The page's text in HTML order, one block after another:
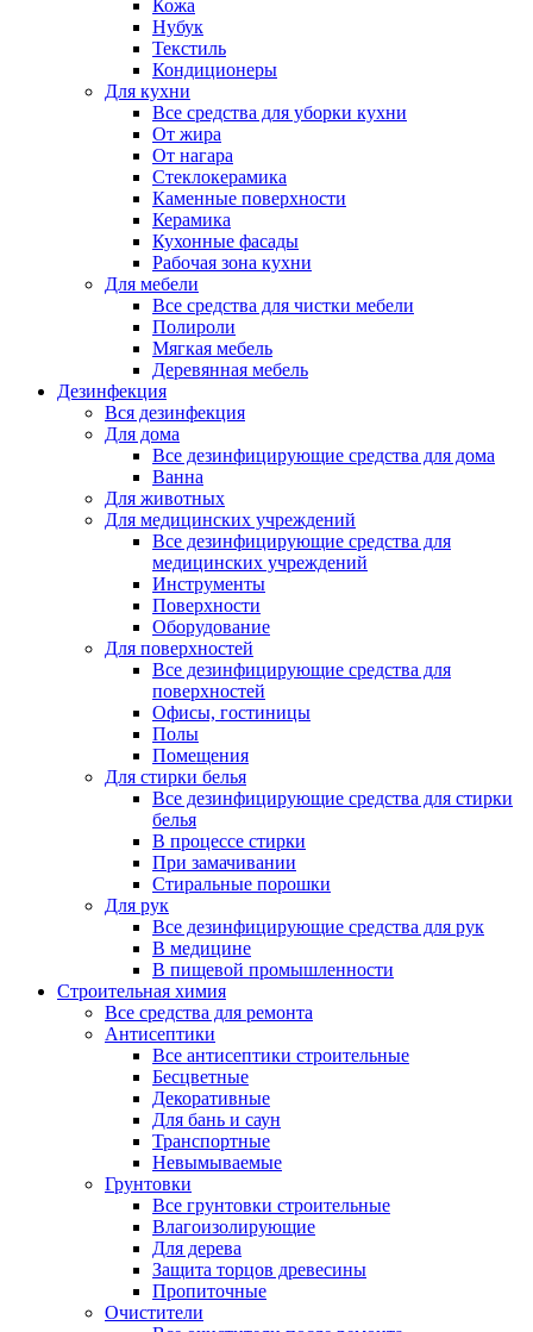
Кожа
Нубук
Текстиль
Кондиционеры
Для кухни
Все средства для уборки кухни
От жира
От нагара
Стеклокерамика
Каменные поверхности
Керамика
Кухонные фасады
Рабочая зона кухни
Для мебели
Все средства для чистки мебели
Полироли
Мягкая мебель
Деревянная мебель
Дезинфекция
Вся дезинфекция
Для дома
Все дезинфицирующие средства для дома
Ванна
Для животных
Для медицинских учреждений
Все дезинфицирующие средства для
медицинских учреждений
Инструменты
Поверхности
Оборудование
Для поверхностей
Все дезинфицирующие средства для
поверхностей
Офисы, гостиницы
Полы
Помещения
Для стирки белья
Все дезинфицирующие средства для стирки
белья
В процессе стирки
При замачивании
Стиральные порошки
Для рук
Все дезинфицирующие средства для рук
В медицине
В пищевой промышленности
Строительная химия
Все средства для ремонта
Антисептики
Все антисептики строительные
Бесцветные
Декоративные
Для бань и саун
Транспортные
Невымываемые
Грунтовки
Все грунтовки строительные
Влагоизолирующие
Для дерева
Защита торцов древесины
Пропиточные
Очистители